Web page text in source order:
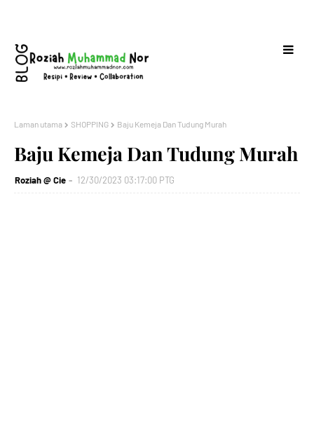
Laman utama SHOPPING Baju Kemeja Dan Tudung Murah
Baju Kemeja Dan Tudung Murah
Roziah @ Cie 12/30/2023 03:17:00 PTG